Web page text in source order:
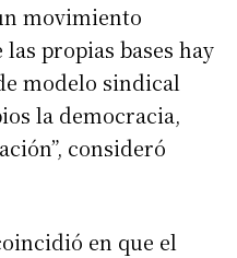
movimiento
propias bases hay
modelo sindical
la democracia,
consideró
en que el